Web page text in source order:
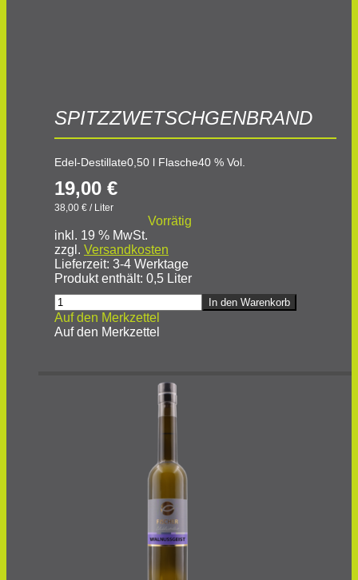
SPITZZWETSCHGENBRAND
Edel-Destillate0,50 l Flasche40 % Vol.
19,00 €
38,00 € / Liter
Vorrätig
inkl. 19 % MwSt.
zzgl. Versandkosten
Lieferzeit: 3-4 Werktage
Produkt enthält: 0,5 Liter
SPITZZWETSCHGENBRAND
Menge
In den Warenkorb
Auf den Merkzettel
Auf den Merkzettel